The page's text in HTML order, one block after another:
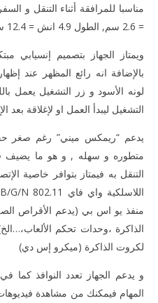
= 2.6 سم, الطول 4.9 انش = 12.4 سم , العرض 3.5 انش = 8.8 سم.
ويمتاز الجهاز بتصميم
بالإضافة انه رائع المظهر عند
لونه الأسود و زر التشغيل
التشغيل ليبدأ العمل او لإغلاقة بعد
يدعم “ريمكس ميني” رغم صغر
متطوره و سهله , و هو ما يضيف
التنقل به فيمتاز بتوافر خاصية
منفذ يو اس بي (يدعم الأقراص
لكروت الذاكرة (ميكرو إس دي)
و يدعم الجهاز تعدد النوافذ كما
المهام فيمكنك من مشاهدة